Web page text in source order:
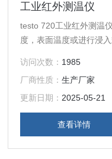
工业红外测温仪
testo 720工业红外测温
度，表面温度或进行浸入
访问次数： 1985
厂商性质：生产厂家
更新日期： 2025-05-21
查看详情